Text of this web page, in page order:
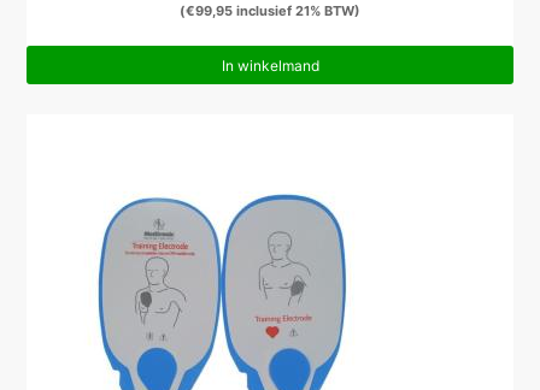
(€99,95 inclusief 21% BTW)
In winkelmand